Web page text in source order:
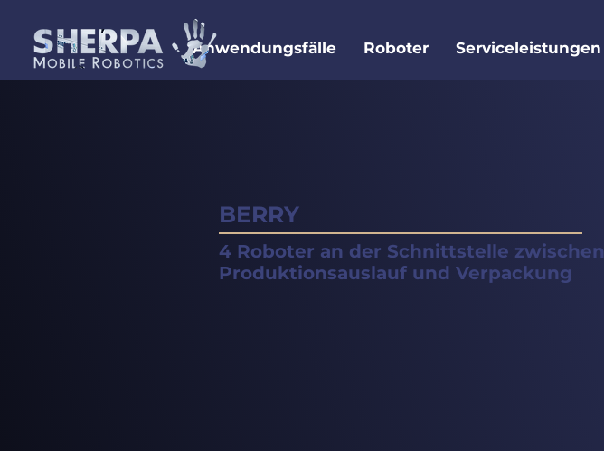
Anwendungsfälle Roboter Serviceleistungen
BERRY
4 Roboter an der Schnittstelle zwischen
Produktionsauslauf und Verpackung